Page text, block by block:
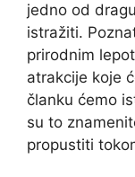
jedno od
istražiti.
prirodnim
atrakcije koje
članku ćemo
su to
propustiti